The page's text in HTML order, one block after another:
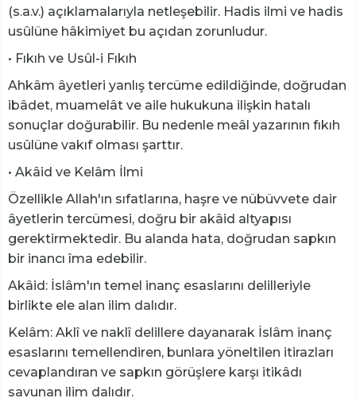
(s.a.v.) açıklamalarıyla netleşebilir. Hadis ilmi ve hadis
usûlüne hâkimiyet bu açıdan zorunludur.
• Fıkıh ve Usûl-i Fıkıh
Ahkâm âyetleri yanlış tercüme edildiğinde, doğrudan
ibâdet, muamelât ve aile hukukuna ilişkin hatalı
sonuçlar doğurabilir. Bu nedenle meâl yazarının fıkıh
usûlüne vakıf olması şarttır.
• Akâid ve Kelâm İlmi
Özellikle Allah'ın sıfatlarına, haşre ve nübüvvete dair
âyetlerin tercümesi, doğru bir akâid altyapısı
gerektirmektedir. Bu alanda hata, doğrudan sapkın
bir inancı îma edebilir.
Akâid: İslâm'ın temel inanç esaslarını delilleriyle
birlikte ele alan ilim dalıdır.
Kelâm: Aklî ve naklî delillere dayanarak İslâm inanç
esaslarını temellendiren, bunlara yöneltilen itirazları
cevaplandıran ve sapkın görüşlere karşı itikâdı
savunan ilim dalıdır.